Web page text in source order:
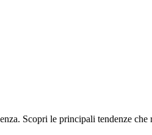
Scopri le principali tendenze